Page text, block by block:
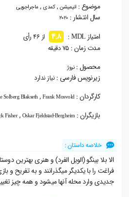
موضوع : انیمیشن ,کمدی , ماجراجویی
سال انتشار : 2020
امتیاز MDL : 4.8 از 46 رأی
مدت زمان :75 دقیقه
محصول :نروژ
زیرنویس فارسی :نیاز ندارد
کارگردان : Solberg Blakseth, Frank Mosvold
بازیگران : Fisher, Oskar Fjeldstad-Bergheim
خلاصه داستان :
الا بلا بینگو (الویل الفرد) و هنری بهترین
فراغت را با یکدیگر میگذرانند و به تفریح
جدیدی وارد محله آنها میشود و همه چیز